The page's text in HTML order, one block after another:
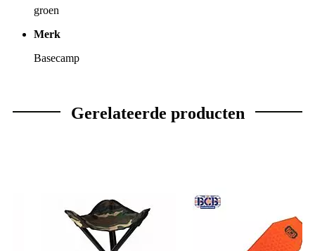
groen
Merk
Basecamp
Gerelateerde producten